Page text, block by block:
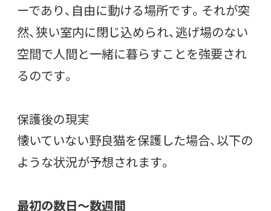
ーであり、自由に動ける場所です。それが突
然、狭い室内に閉じ込められ、逃げ場のない
空間で人間と一緒に暮らすことを強要され
るのです。
保護後の現実
懐いていない野良猫を保護した場合、以下の
ような状況が予想されます。
最初の数日～数週間